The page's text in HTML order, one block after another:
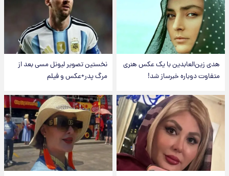
هدی زین‌العابدین با یک عکس هنری
متفاوت دوباره خبرساز شد!
نخستین تصویر لیونل مسی بعد از
مرگ پدر+عکس و فیلم